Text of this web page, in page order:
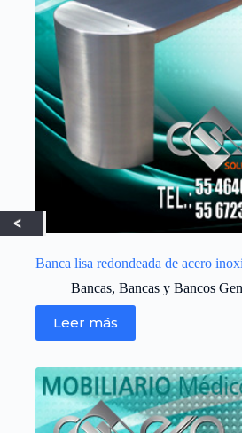
Banca lisa redondeada de acero
Bancas, Bancas y Bancos
Leer más